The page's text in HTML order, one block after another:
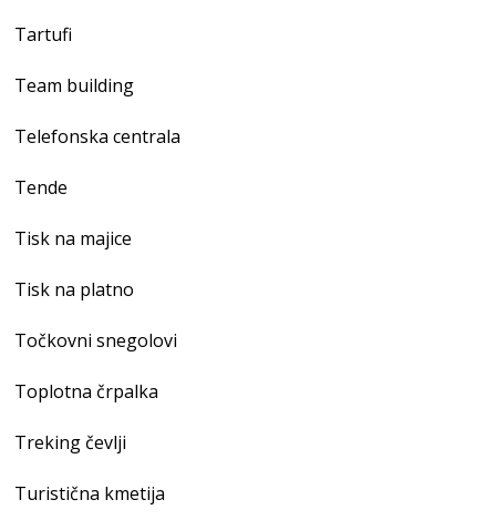
Tartufi
Team building
Telefonska centrala
Tende
Tisk na majice
Tisk na platno
Točkovni snegolovi
Toplotna črpalka
Treking čevlji
Turistična kmetija